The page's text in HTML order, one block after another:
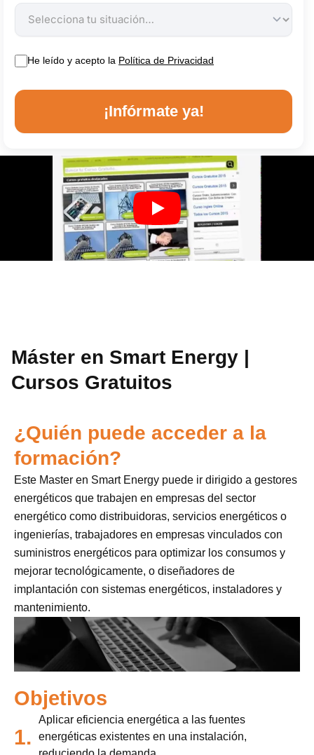
He leído y acepto la Política de Privacidad
¡Infórmate ya!
Máster en Smart Energy |
Cursos Gratuitos
¿Quién puede acceder a la
formación?
Este Master en Smart Energy puede ir dirigido a gestores
energéticos que trabajen en empresas del sector
energético como distribuidoras, servicios energéticos o
ingenierías, trabajadores en empresas vinculados con
suministros energéticos para optimizar los consumos y
mejorar tecnológicamente, o diseñadores de
implantación con sistemas energéticos, instaladores y
mantenimiento.
Objetivos
1.
Aplicar eficiencia energética a las fuentes
energéticas existentes en una instalación,